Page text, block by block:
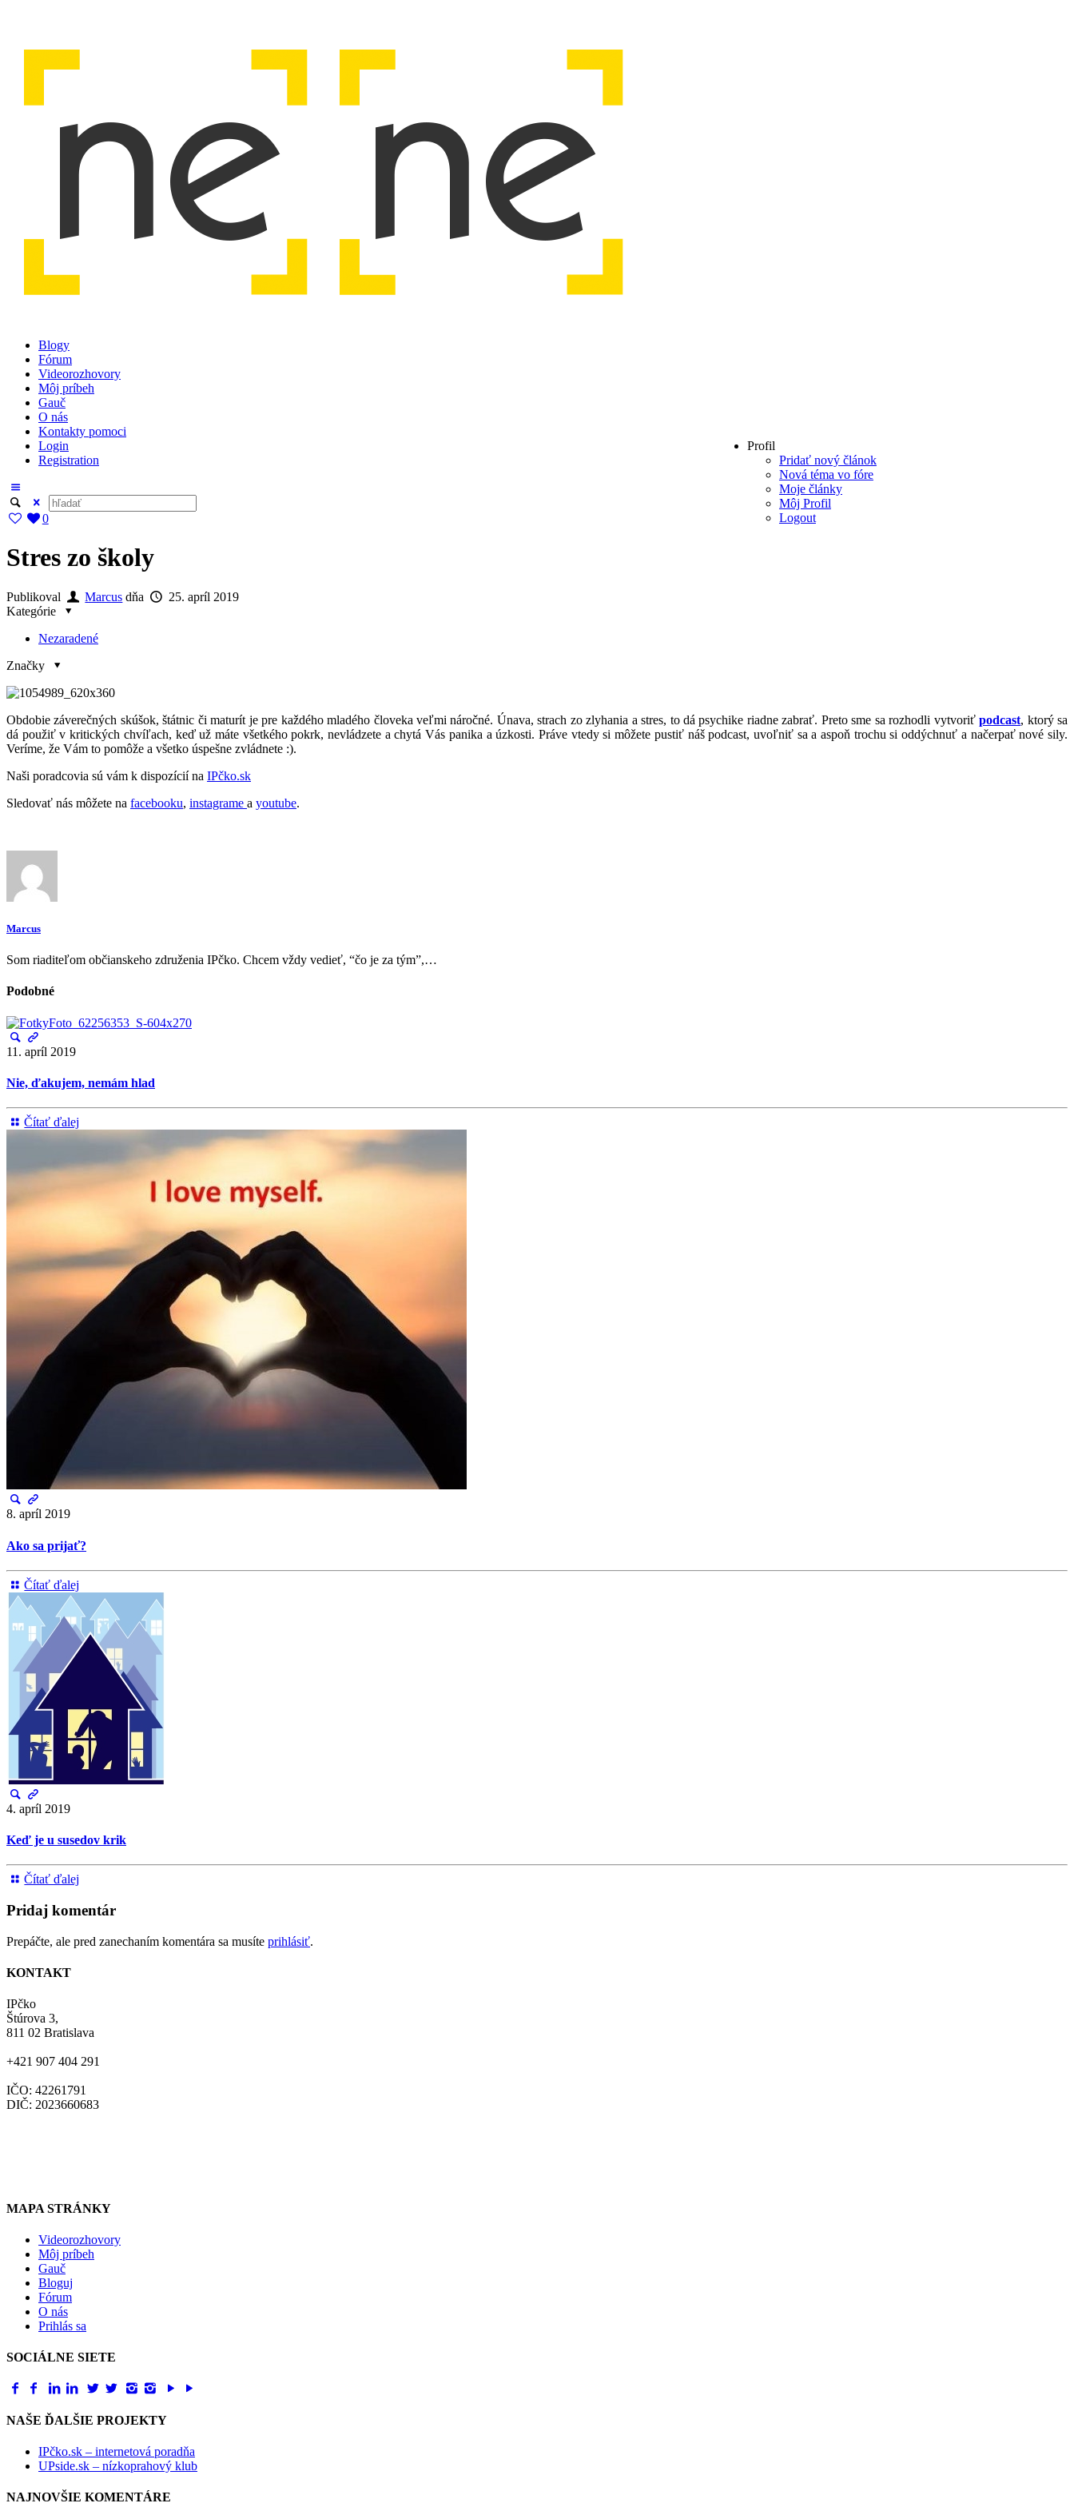
Blogy
Fórum
Videorozhovory
Môj príbeh
Gauč
O nás
Kontakty pomoci
Profil
Pridať nový článok
Nová téma vo fóre
Moje články
Môj Profil
Logout
Login
Registration
0
Stres zo školy
Publikoval Marcus dňa
25. apríl 2019
Kategórie
Nezaradené
Značky
Obdobie záverečných skúšok, štátnic či maturít je pre každého mladého človeka veľmi náročné. Únava, strach zo zlyhania a stres, to dá psychike riadne zabrať. Preto sme sa rozhodli vytvoriťpodcast, ktorý sa
dá použiť v kritických chvíľach, keď už máte všetkého pokrk, nevládzete a chytá Vás panika a úzkosti. Práve vtedy si môžete pustiť náš podcast, uvoľniť sa a aspoň trochu si oddýchnuť a načerpať nové sily.
Veríme, že Vám to pomôže a všetko úspešne zvládnete :).
Naši poradcovia sú vám k dispozícií na IPčko.sk
Sledovať nás môžete na facebooku, instagrame a youtube.
Marcus
Som riaditeľom občianskeho združenia IPčko. Chcem vždy vedieť, “čo je za tým”,…
Podobné
11. apríl 2019
Nie, ďakujem, nemám hlad
Čítať ďalej
8. apríl 2019
Ako sa prijať?
Čítať ďalej
4. apríl 2019
Keď je u susedov krik
Čítať ďalej
Pridaj komentár
Prepáčte, ale pred zanechaním komentára sa musíte prihlásiť.
KONTAKT
IPčko
Štúrova 3,
811 02 Bratislava
+421 907 404 291
IČO: 42261791
DIČ: 2023660683
MAPA STRÁNKY
Videorozhovory
Môj príbeh
Gauč
Bloguj
Fórum
O nás
Prihlás sa
SOCIÁLNE SIETE
NAŠE ĎALŠIE PROJEKTY
IPčko.sk – internetová poradňa
UPside.sk – nízkoprahový klub
NAJNOVŠIE KOMENTÁRE